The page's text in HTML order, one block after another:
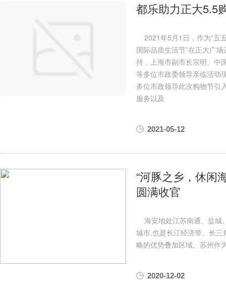
都乐助力正大5.5
2021年5月1日，作为“五
国际品质生活节”在正大广
持，上海市副市长宗明、中
等多位市政委领导亲临活动
多位市政领导此次购物节引
服务以及
2021-05-12
“河豚之乡，休闲
圆满收官
海安地处江苏南通、盐城
城市,也是长江经济带、长三
略的优势叠加区域。苏州作
2020-12-02